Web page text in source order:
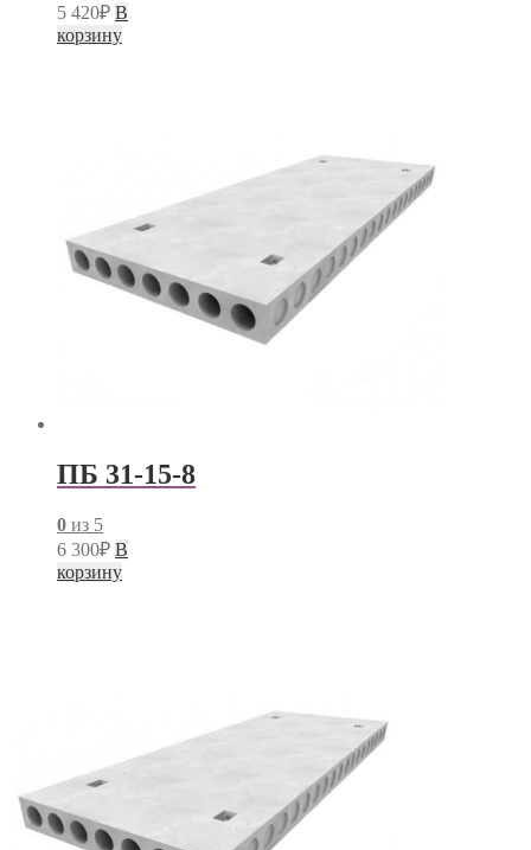
5 420₽ В
корзину
ПБ 31-15-8
0 из 5
6 300₽ В
корзину